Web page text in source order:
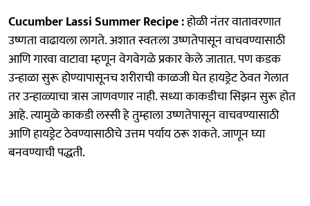
Cucumber Lassi Summer Recipe :होळी नंतर वातावरणात
उष्णता वाढायला लागते. अशात स्वतःला उष्णतेपासून वाचवण्यासाठी
आणि गारवा वाटावा म्हणून वेगवेगळे प्रकार केले जातात. पण कडक
उन्हाळा सुरू होण्यापासूनच शरीराची काळजी घेत हायड्रेट ठेवत गेलात
तर उन्हाळ्याचा त्रास जाणवणार नाही. सध्या काकडीचा सिझन सुरू होत
आहे. त्यामुळे काकडी लस्सी हे तुम्हाला उष्णतेपासून वाचवण्यासाठी
आणि हायड्रेट ठेवण्यासाठीचे उत्तम पर्याय ठरू शकते. जाणून घ्या
बनवण्याची पद्धती.